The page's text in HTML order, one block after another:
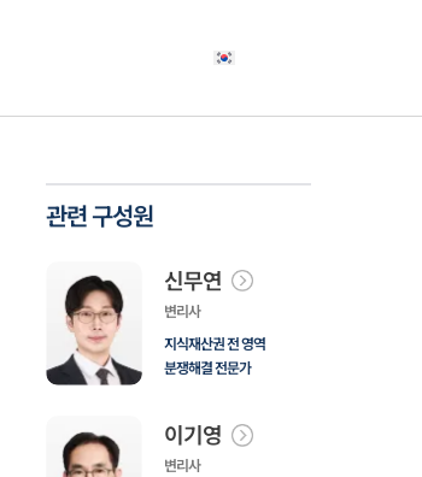
관련 구성원
신무연
변리사
지식재산권 전 영역
분쟁해결 전문가
이기영
변리사